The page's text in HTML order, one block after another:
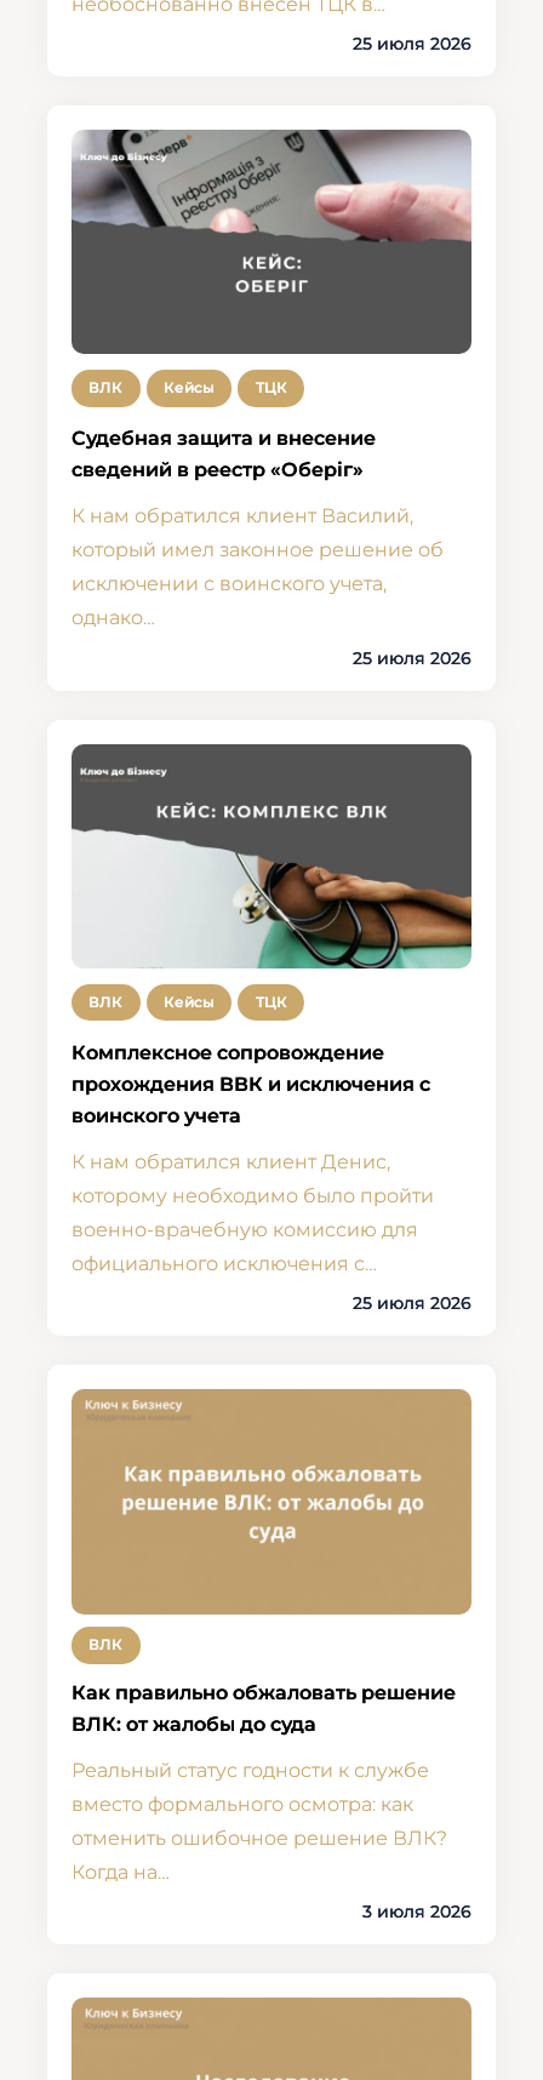
25 июля 2026
ВЛК Кейсы ТЦК
Судебная защита и внесение
сведений в реестр «Оберіг»
К нам обратился клиент Василий,
который имел законное решение об
исключении с воинского учета,
однако…
25 июля 2026
ВЛК Кейсы ТЦК
Комплексное сопровождение
прохождения ВВК и исключения с
воинского учета
К нам обратился клиент Денис,
которому необходимо было пройти
военно-врачебную комиссию для
официального исключения с…
25 июля 2026
ВЛК
Как правильно обжаловать решение
ВЛК: от жалобы до суда
Реальный статус годности к службе
вместо формального осмотра: как
отменить ошибочное решение ВЛК?
Когда на…
3 июля 2026